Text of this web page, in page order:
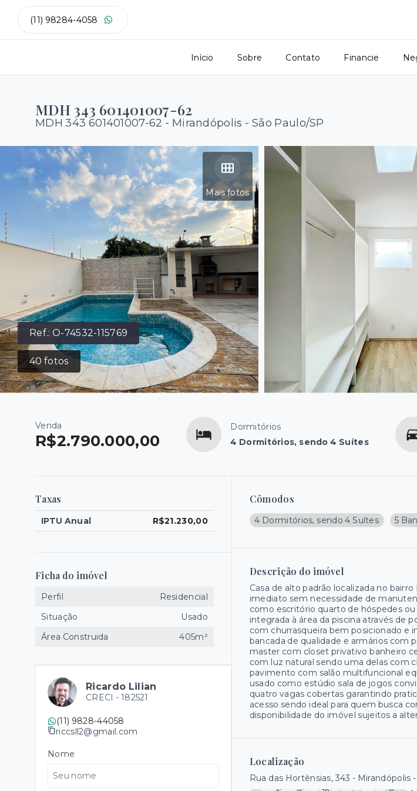
(11) 98284-4058
Início Sobre Contato Financie
MDH 343 601401007-62
MDH 343 601401007-62 - Mirandópolis - São Paulo/SP
Ref.:O-74532-115769
40 fotos
Mais fotos
Venda
R$2.790.000,00
Dormitórios
4 Dormitórios, sendo 4 Suítes
Cômodos
4 Dormitórios, sendo 4 Suítes 5
Descrição do imóvel
Casa de alto padrão localizada no
imediato sem necessidade de
como escritório quarto de hóspedes
integrada à área da piscina através de
com churrasqueira bem posicionado e
bancada de qualidade e armários com
master com closet privativo banheiro
com luz natural sendo uma delas com
pavimento com salão multifuncional
usado como estúdio sala de jogos
quatro vagas cobertas garantindo
acesso sendo ideal para quem busca
disponibilidade do imóvel sujeitos a
Localização
Rua das Hortênsias, 343 - Mirandópolis
Taxas
IPTU Anual R$21.230,00
Ficha do imóvel
Perfil
Residencial
Situação
Usado
Área Construida
405m²
Ricardo Lilian
CRECI - 182521
(11) 9828-44058
riccsll2@gmail.com
Nome